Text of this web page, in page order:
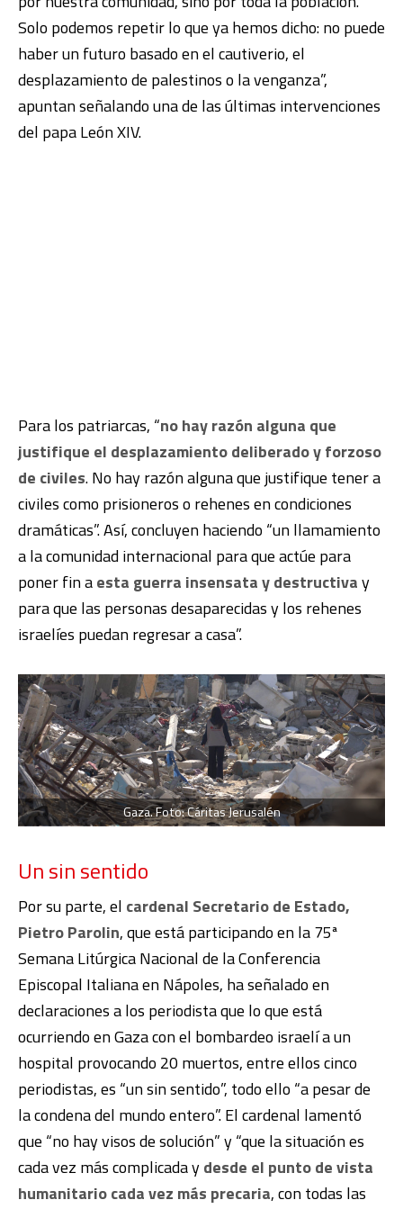
Solo podemos repetir lo que ya hemos dicho: no puede
haber un futuro basado en el cautiverio, el
desplazamiento de palestinos o la venganza”,
apuntan señalando una de las últimas intervenciones
del papa León XIV.
Para los patriarcas, “no hay razón alguna que
justifique el desplazamiento deliberado y forzoso
de civiles. No hay razón alguna que justifique tener a
civiles como prisioneros o rehenes en condiciones
dramáticas”. Así, concluyen haciendo “un llamamiento
a la comunidad internacional para que actúe para
poner fin aesta guerra insensata y destructivay
para que las personas desaparecidas y los rehenes
israelíes puedan regresar a casa”.
Gaza. Foto: Cáritas Jerusalén
Un sin sentido
Por su parte, el cardenal Secretario de Estado,
Pietro Parolin, que está participando en la 75ª
Semana Litúrgica Nacional de la Conferencia
Episcopal Italiana en Nápoles, ha señalado en
declaraciones a los periodista que lo que está
ocurriendo en Gaza con el bombardeo israelí a un
hospital provocando 20 muertos, entre ellos cinco
periodistas, es “un sin sentido”, todo ello “a pesar de
la condena del mundo entero”. El cardenal lamentó
que “no hay visos de solución” y “que la situación es
cada vez más complicada ydesde el punto de vista
humanitario cada vez más precaria, con todas las